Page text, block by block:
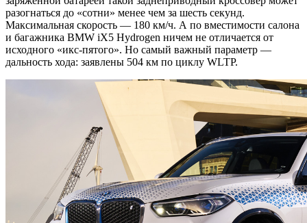
разогнаться до «сотни» менее чем за шесть секунд.
Максимальная скорость — 180 км/ч. А по вместимости салона
и багажника BMW iX5 Hydrogen ничем не отличается от
исходного «икс-пятого». Но самый важный параметр —
дальность хода: заявлены 504 км по циклу WLTP.